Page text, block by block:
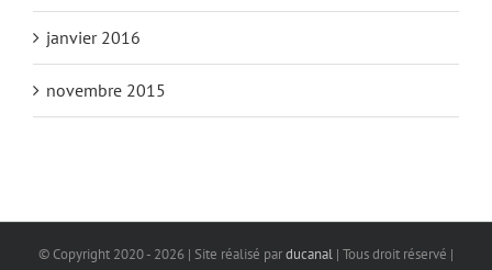
janvier 2016
novembre 2015
© Copyright 2020 - 2026 | Site réalisé parducanal | Tous droit réservé |